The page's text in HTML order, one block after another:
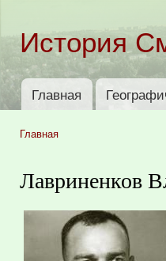
История
Главное меню
Главная
Главная
Лавриненков